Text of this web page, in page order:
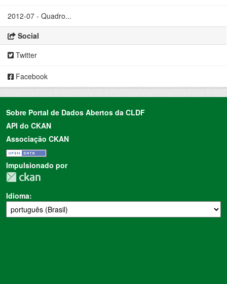
2012-07 - Quadro...
Social
Twitter
Facebook
Sobre Portal de Dados Abertos da CLDF
API do CKAN
Associação CKAN
Impulsionado por
Idioma